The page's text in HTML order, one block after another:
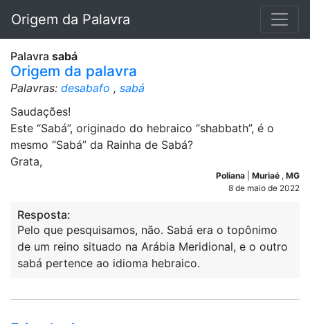
Origem da Palavra
Palavra sabá
Origem da palavra
Palavras: desabafo , sabá
Saudações!
Este “Sabá”, originado do hebraico “shabbath”, é o
mesmo “Sabá” da Rainha de Sabá?
Grata,
Poliana Muriaé , MG
8 de maio de 2022
Resposta:
Pelo que pesquisamos, não. Sabá era o topônimo
de um reino situado na Arábia Meridional, e o outro
sabá pertence ao idioma hebraico.